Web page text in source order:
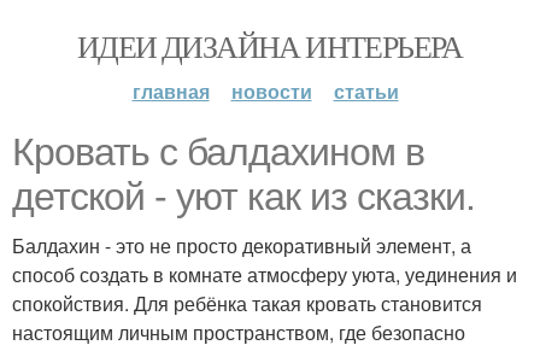
ИДЕИ ДИЗАЙНА ИНТЕРЬЕРА
главная новости статьи
Кровать с балдахином в
детской - уют как из сказки.
Балдахин - это не просто декоративный элемент, а
способ создать в комнате атмосферу уюта, уединения и
спокойствия. Для ребёнка такая кровать становится
настоящим личным пространством, где безопасно